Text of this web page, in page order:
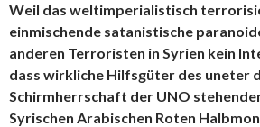
Weil das weltimperialistisch
einmischende satanistische
anderen Terroristen in Syrien kein
dass wirkliche Hilfsgüter des uneter
Schirmherrschaft der UNO
Syrischen Arabischen Roten